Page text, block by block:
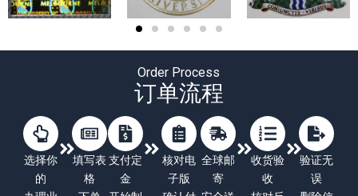
Order Process
订单流程
选择你
的
填写表
格
支付定
金
核对电
子版
全球邮
寄
收货验
收
验证无
误